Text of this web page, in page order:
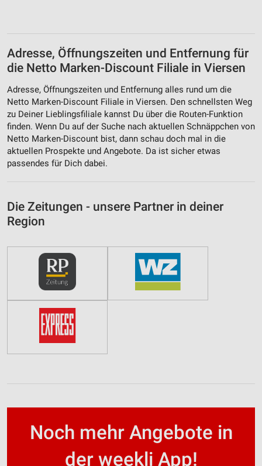
Adresse, Öffnungszeiten und Entfernung für
die Netto Marken-Discount Filiale in Viersen
Adresse, Öffnungszeiten und Entfernung alles rund um die
Netto Marken-Discount Filiale in Viersen. Den schnellsten Weg
zu Deiner Lieblingsfiliale kannst Du über die Routen-Funktion
finden. Wenn Du auf der Suche nach aktuellen Schnäppchen von
Netto Marken-Discount bist, dann schau doch mal in die
aktuellen Prospekte und Angebote. Da ist sicher etwas
passendes für Dich dabei.
Die Zeitungen - unsere Partner in deiner
Region
Noch mehr Angebote in
der weekli App!